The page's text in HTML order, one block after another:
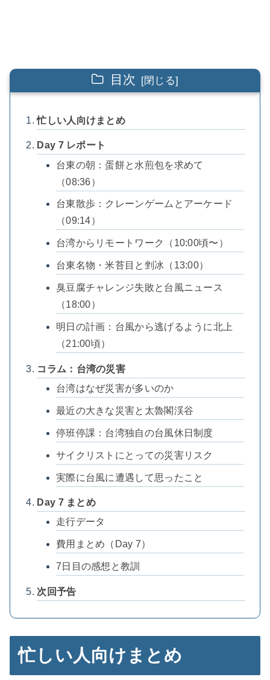
目次
忙しい人向けまとめ
Day 7 レポート
台東の朝：蛋餅と水煎包を求めて
（08:36）
台東散歩：クレーンゲームとアーケード
（09:14）
台湾からリモートワーク（10:00頃〜）
台東名物・米苔目と剉冰（13:00）
臭豆腐チャレンジ失敗と台風ニュース
（18:00）
明日の計画：台風から逃げるように北上
（21:00頃）
コラム：台湾の災害
台湾はなぜ災害が多いのか
最近の大きな災害と太魯閣渓谷
停班停課：台湾独自の台風休日制度
サイクリストにとっての災害リスク
実際に台風に遭遇して思ったこと
Day 7 まとめ
走行データ
費用まとめ（Day 7）
7日目の感想と教訓
次回予告
忙しい人向けまとめ